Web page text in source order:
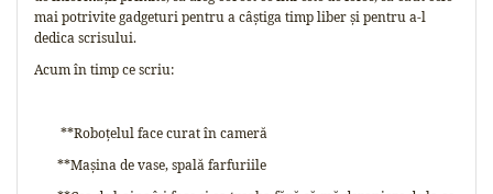
mai potrivite gadgeturi pentru a câștiga timp liber și pentru a-l
dedica scrisului.
Acum în timp ce scriu:
**Roboțelul face curat în cameră
**Mașina de vase, spală farfuriile